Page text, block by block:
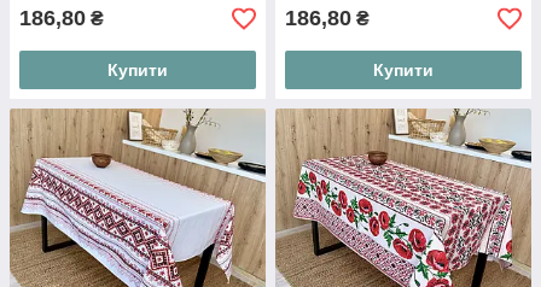
186,80 ₴
Купити
186,80 ₴
Купити